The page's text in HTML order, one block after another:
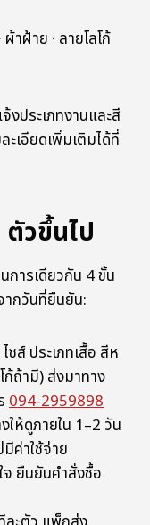
าฝ้าย · ลายโลโก้
งประเภทงานและสี
เอียดเพิ่มเติมได้ที่
วขึ้นไป
การเดียวกัน 4 ขั้น
ากวันที่ยืนยัน:
ส์ ประเภทเสื้อ สีห
ก้ถ้ามี) ส่งมาทาง
094-2959898
ห้ดูภายใน 1–2 วัน
ค่าใช้จ่าย
ยืนยันคำสั่งซื้อ